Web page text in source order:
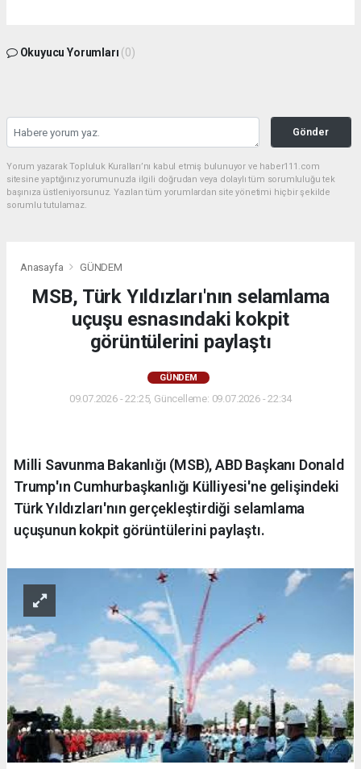
Okuyucu Yorumları (0)
Gönder
Yorum yazarak Topluluk Kuralları’nı kabul etmiş bulunuyor ve haber111.com
sitesine yaptığınız yorumunuzla ilgili doğrudan veya dolaylı tüm sorumluluğu tek
başınıza üstleniyorsunuz. Yazılan tüm yorumlardan site yönetimi hiçbir şekilde
sorumlu tutulamaz.
Anasayfa GÜNDEM
MSB, Türk Yıldızları'nın selamlama
uçuşu esnasındaki kokpit
görüntülerini paylaştı
GÜNDEM
09.07.2026 - 22:25, Güncelleme: 09.07.2026 - 22:34
Milli Savunma Bakanlığı (MSB), ABD Başkanı Donald
Trump'ın Cumhurbaşkanlığı Külliyesi'ne gelişindeki
Türk Yıldızları'nın gerçekleştirdiği selamlama
uçuşunun kokpit görüntülerini paylaştı.